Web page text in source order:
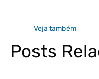
Veja também
Posts